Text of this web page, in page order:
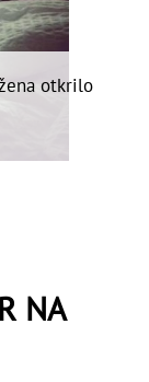
žena otkrilo
NA